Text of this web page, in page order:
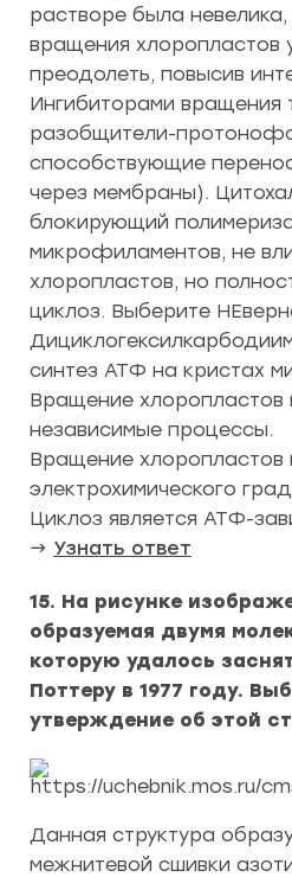
растворе была
вращения хлоропластов
преодолеть, повысив
Ингибиторами вращения
разобщители-
способствующие
через мембраны).
блокирующий
микрофиламентов, не
хлоропластов, но
циклоз. Выберите
синтез АТФ на кристах
Вращение хлоропластов
независимые процессы.
Вращение хлоропластов
электрохимического
Циклоз является АТФ-
→ Узнать ответ
15. На рисунке
образуемая двумя
которую удалось
Поттеру в 1977 году.
утверждение об этой
Данная структура
межнитевой сшивки